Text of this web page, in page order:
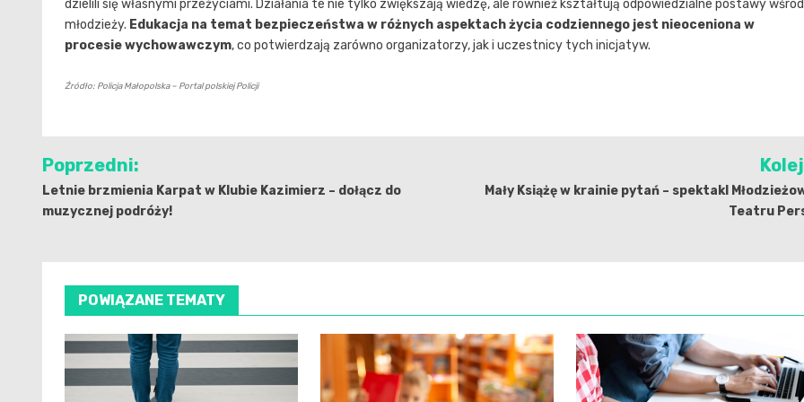
dzielili się własnymi przeżyciami. Działania te nie tylko zwiększają wiedzę, ale również kształtują odpowiedzialne postawy wśród
młodzieży. Edukacja na temat bezpieczeństwa w różnych aspektach życia codziennego jest nieoceniona w
procesie wychowawczym, co potwierdzają zarówno organizatorzy, jak i uczestnicy tych inicjatyw.
Źródło: Policja Małopolska – Portal polskiej Policji
Nawigacja
wpisu
Poprzedni:
Letnie brzmienia Karpat w Klubie Kazimierz – dołącz do
muzycznej podróży!
Mały Książę w krainie pytań – spektakl
Teatru
POWIĄZANE TEMATY